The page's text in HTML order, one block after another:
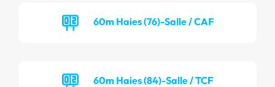
60m Haies (76)-Salle / CAF
60m Haies (84)-Salle / TCF